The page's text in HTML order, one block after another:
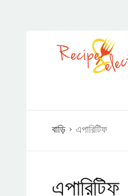
বাড়ি এপারিটিফ
এপারিটিফ